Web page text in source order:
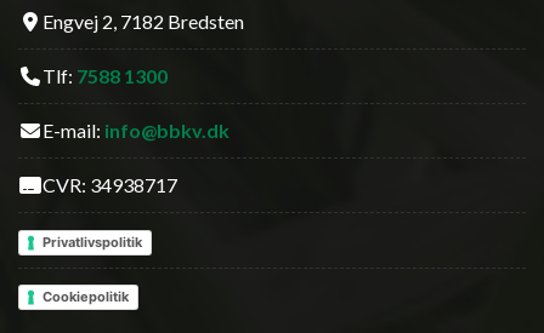
Engvej 2, 7182 Bredsten
Tlf: 7588 1300
E-mail: info@bbkv.dk
CVR: 34938717
Privatlivspolitik
Cookiepolitik